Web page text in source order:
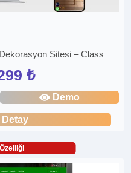
Sitesi – Class
₺
Demo